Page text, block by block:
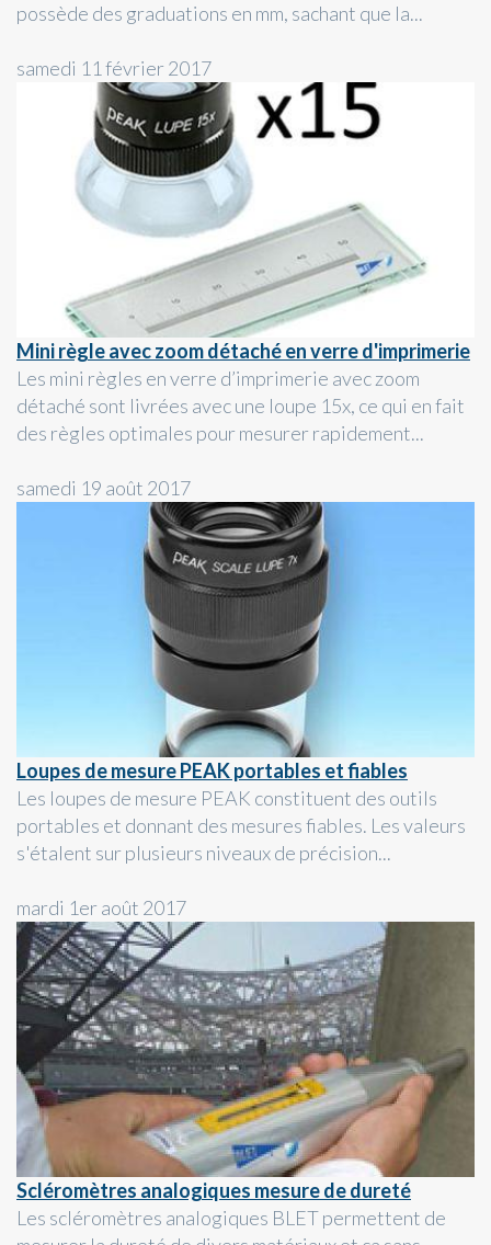
possède des graduations en mm, sachant que la...
samedi 11 février 2017
Mini règle avec zoom détaché en verre d'imprimerie
Les mini règles en verre d’imprimerie avec zoom
détaché sont livrées avec une loupe 15x, ce qui en fait
des règles optimales pour mesurer rapidement...
samedi 19 août 2017
Loupes de mesure PEAK portables et fiables
Les loupes de mesure PEAK constituent des outils
portables et donnant des mesures fiables. Les valeurs
s'étalent sur plusieurs niveaux de précision...
mardi 1er août 2017
Scléromètres analogiques mesure de dureté
Les scléromètres analogiques BLET permettent de